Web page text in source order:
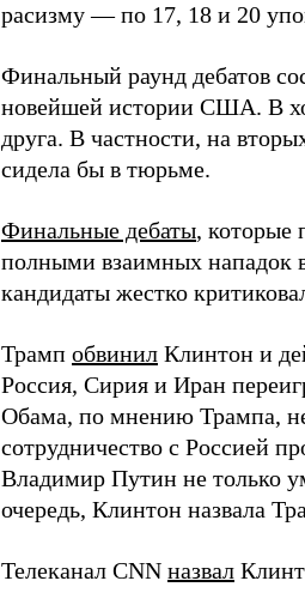
расизму — по 17, 18 и 20
Финальный раунд дебатов
новейшей истории США. В
друга. В частности, на
сидела бы в тюрьме.
Финальные дебаты, которые
полными взаимных нападок
кандидаты жестко
Трамп обвинил Клинтон и
Россия, Сирия и Иран
Обама, по мнению Трампа,
сотрудничество с Россией
Владимир Путин не только
очередь, Клинтон назвала
Телеканал CNN назвал